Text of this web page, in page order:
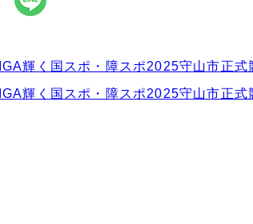
輝く国スポ・障スポ2025守山市正
輝く国スポ・障スポ2025守山市正